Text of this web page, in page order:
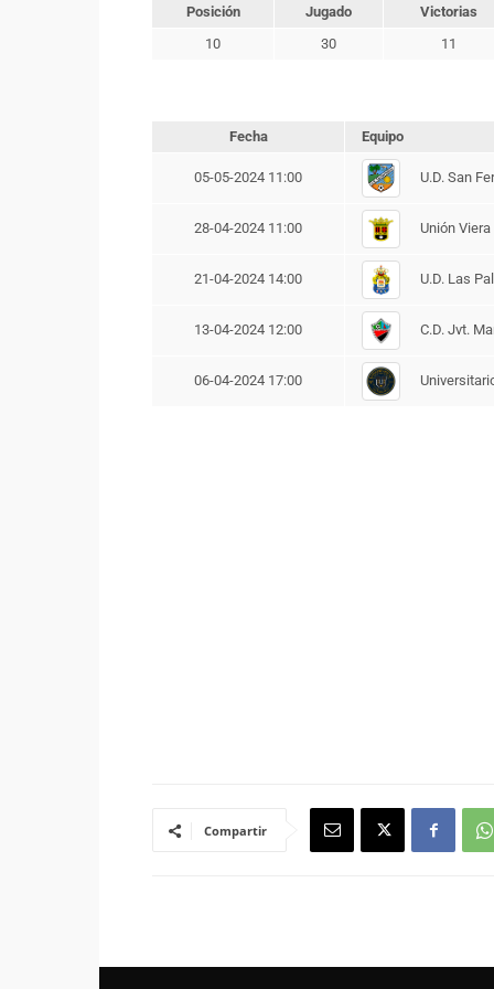
Posición Jugado
Victorias
10
30 11
Fecha Equipo
05-05-2024 11:00 U.D. San
28-04-2024 11:00 Unión Viera
21-04-2024 14:00 U.D. Las
13-04-2024 12:00 C.D. Jvt.
06-04-2024 17:00
Compartir